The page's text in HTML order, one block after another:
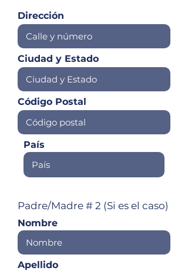
Dirección
Ciudad y Estado
Código Postal
País
Padre/Madre # 2 (Si es el caso)
Nombre
Apellido